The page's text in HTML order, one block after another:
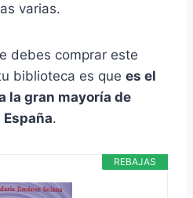
varias.
debes comprar este
biblioteca es que es el
la gran mayoría de
.
REBAJAS